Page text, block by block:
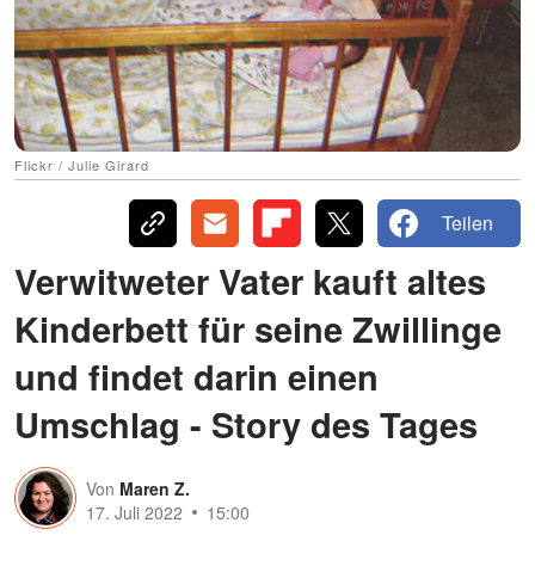
Flickr / Julie Girard
Teilen
Verwitweter Vater kauft altes
Kinderbett für seine Zwillinge
und findet darin einen
Umschlag - Story des Tages
Von Maren Z.
17. Juli 2022
15:00